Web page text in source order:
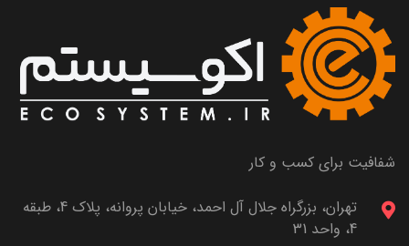
شفافیت برای کسب و کار
تهران، بزرگراه جلال آل احمد، خیابان پروانه، پلاک 4، طبقه
4، واحد 31